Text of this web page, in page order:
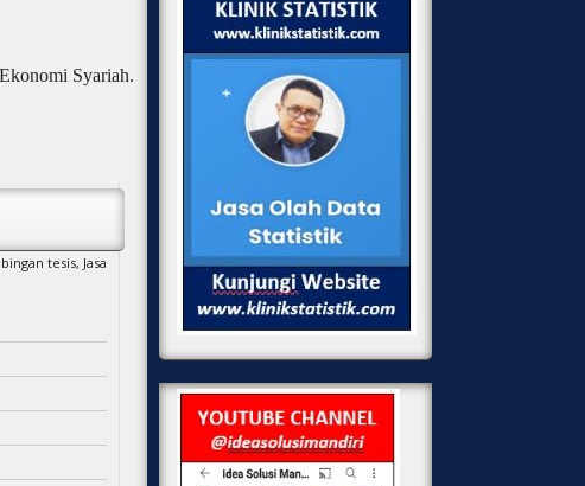
Syariah.
tesis, Jasa